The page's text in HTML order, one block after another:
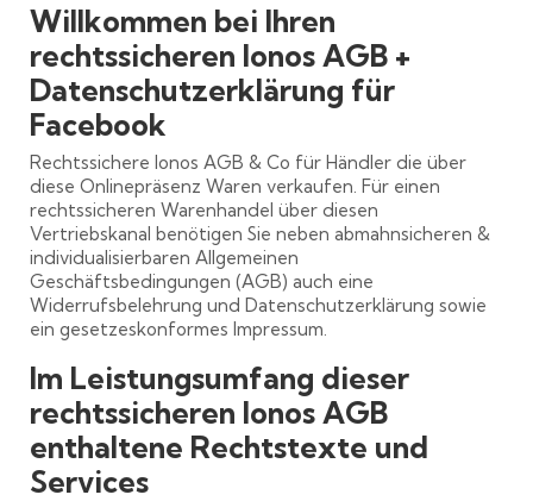
Willkommen bei Ihren
rechtssicheren Ionos AGB +
Datenschutzerklärung für
Facebook
Rechtssichere Ionos AGB & Co für Händler die über
diese Onlinepräsenz Waren verkaufen. Für einen
rechtssicheren Warenhandel über diesen
Vertriebskanal benötigen Sie neben abmahnsicheren &
individualisierbaren Allgemeinen
Geschäftsbedingungen (AGB) auch eine
Widerrufsbelehrung und Datenschutzerklärung sowie
ein gesetzeskonformes Impressum.
Im Leistungsumfang dieser
rechtssicheren Ionos AGB
enthaltene Rechtstexte und
Services